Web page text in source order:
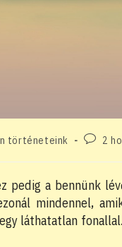
történeteink
Post2
pedig a bennünk
mindennel,
láthatatlan